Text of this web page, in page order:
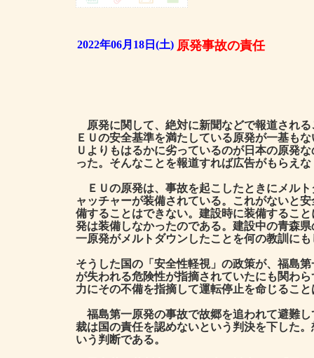
2022年06月18日(土) 原発事故の責任
原発に関して、絶対に新聞などで報道され
ＥＵの安全基準を満たしている原発が一基も
Ｕよりもはるかに劣っているのが日本の原発
った。そんなことを報道すれば広告がもらえ
ＥＵの原発は、事故を起こしたときにメル
ャッチャーが装備されている。これがないと
備することはできない。建設時に装備するこ
発は装備しなかったのである。建設中の青森
一原発がメルトダウンしたことを何の教訓に
そうした国の「安全性軽視」の政策が、福島
が失われる危険性が指摘されていたにも関わ
力にその不備を指摘して運転停止を命じるこ
福島第一原発の事故で故郷を追われて避難
裁は国の責任を認めないという判決を下した
いう判断である。